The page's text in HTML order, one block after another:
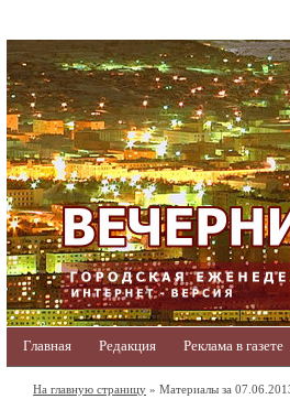
Главная Редакция Реклама в газете
На главную страницу » Материалы за